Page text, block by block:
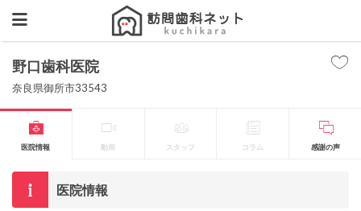
野口歯科医院
奈良県御所市33543
医院情報 動画 スタッフ コラム 感謝の声
医院情報